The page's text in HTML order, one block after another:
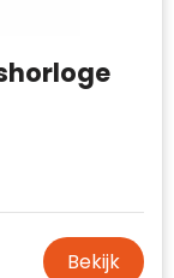
Bekijk